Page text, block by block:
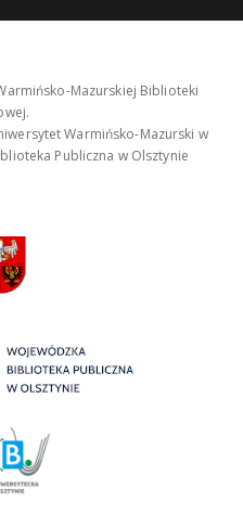
Mazurskiej Biblioteki
Warmińsko-Mazurski w
Publiczna w Olsztynie